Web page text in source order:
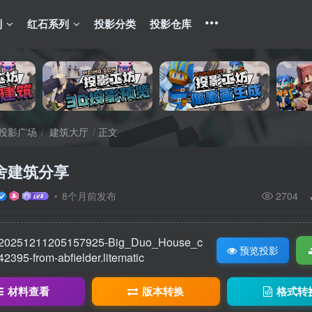
红石系列 投影分类 投影仓库
影广场 建筑大厅 正文
建筑分享
8个月前发布 2704
Big_Duo_House_c
from-abfielder.litematic
预览投影
材料查看 版本转换 格式转